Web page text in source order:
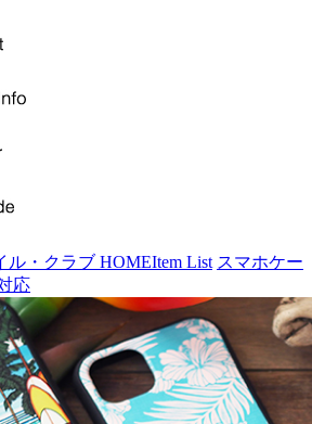
ル・クラブ HOMEItem List スマホケー
応